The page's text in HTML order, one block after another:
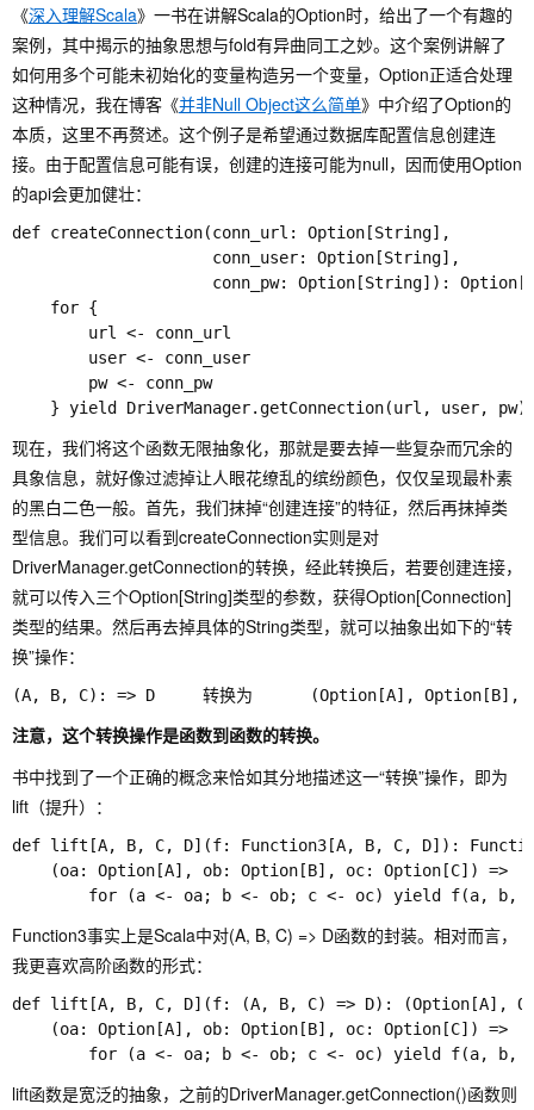
《深入理解Scala》一书在讲解Scala的Option时，给出了一个有趣的
案例，其中揭示的抽象思想与fold有异曲同工之妙。这个案例讲解了
如何用多个可能未初始化的变量构造另一个变量，Option正适合处理
这种情况，我在博客《并非Null Object这么简单》中介绍了Option的
本质，这里不再赘述。这个例子是希望通过数据库配置信息创建连
接。由于配置信息可能有误，创建的连接可能为null，因而使用Option
的api会更加健壮：
def createConnection(conn_url: Option[String],
                     conn_user: Option[String],
conn_pw: Option[String]):
    for {
        url <- conn_url
        user <- conn_user
        pw <- conn_pw
现在，我们将这个函数无限抽象化，那就是要去掉一些复杂而冗余的
具象信息，就好像过滤掉让人眼花缭乱的缤纷颜色，仅仅呈现最朴素
的黑白二色一般。首先，我们抹掉“创建连接”的特征，然后再抹掉类
型信息。我们可以看到createConnection实则是对
DriverManager.getConnection的转换，经此转换后，若要创建连接，
就可以传入三个Option[String]类型的参数，获得Option[Connection]
类型的结果。然后再去掉具体的String类型，就可以抽象出如下的“转
换”操作：
注意，这个转换操作是函数到函数的转换。
书中找到了一个正确的概念来恰如其分地描述这一“转换”操作，即为
lift（提升）：
def lift[A, B, C, D](f: Function3[A, B, C, D]):
    (oa: Option[A], ob: Option[B], oc: Option[C]) =>
Function3事实上是Scala中对(A, B, C) => D函数的封装。相对而言，
我更喜欢高阶函数的形式：
def lift[A, B, C, D](f: (A, B, C) => D): (Option[A],
    (oa: Option[A], ob: Option[B], oc: Option[C]) =>
lift函数是宽泛的抽象，之前的DriverManager.getConnection()函数则